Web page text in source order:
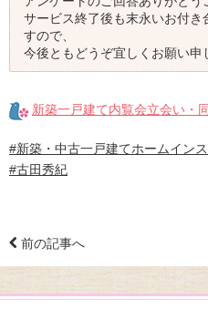
サービス終了後も末永いお付き
すので、
今後ともどうぞ宜しくお願い申
新築一戸建て内覧会立会い・
#新築・中古一戸建てホームイン
#古田秀紀
前の記事へ